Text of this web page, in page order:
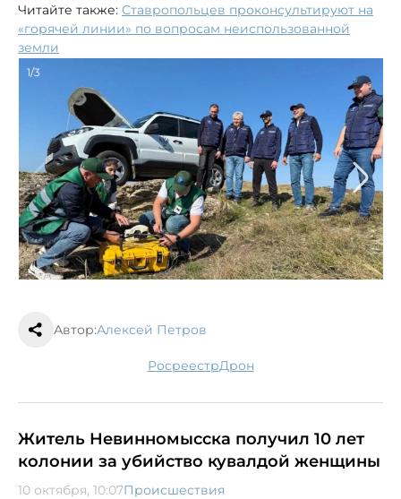
Читайте также: Ставропольцев проконсультируют на
«горячей линии» по вопросам неиспользованной
земли
1/3
Автор:Алексей Петров
Росреестр дрон
Житель Невинномысска получил 10 лет
колонии за убийство кувалдой женщины
10 октября, 10:07Происшествия